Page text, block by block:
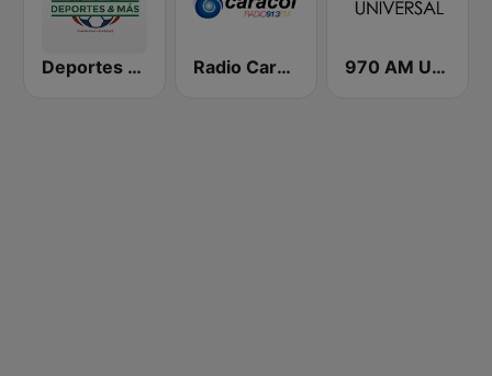
Deportes & Mas con Marino Radio Caracol 91.3 FM 970 AM Universal